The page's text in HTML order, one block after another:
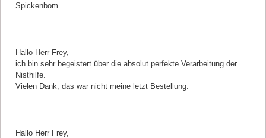
Spickenbom
Hallo Herr Frey,
ich bin sehr begeistert über die absolut perfekte Verarbeitung der
Nisthilfe.
Vielen Dank, das war nicht meine letzt Bestellung.
Hallo Herr Frey,